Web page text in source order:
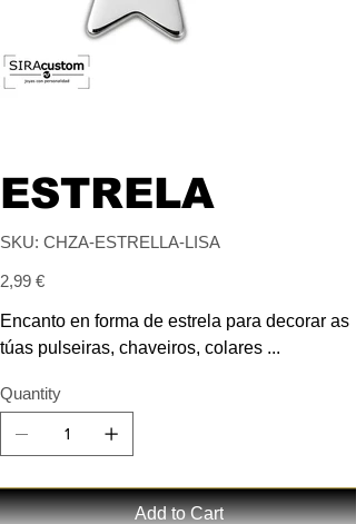
ESTRELA
SKU: SKU
CHZA-
LISA
CHZA-ESTRELLA-LISA
Price
2,99 €
Encanto en forma de estrela para decorar as
túas pulseiras, chaveiros, colares ...
Quantity
Add to Cart